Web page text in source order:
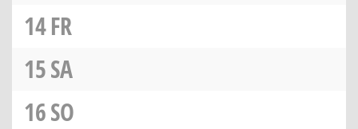
14FR
15SA
16SO